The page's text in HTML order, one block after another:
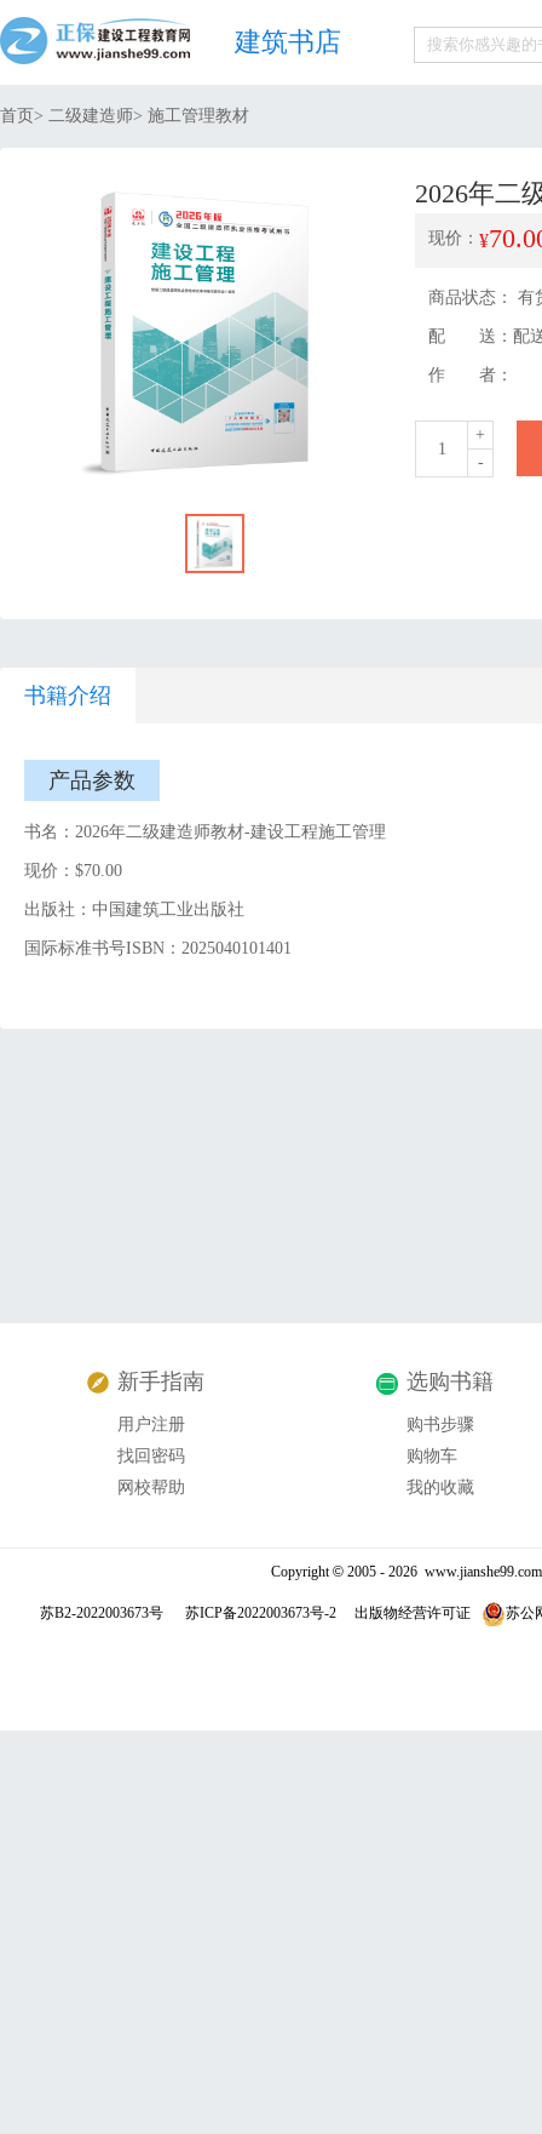
建筑书店
首页 > 二级建造师> 施工管理教材
2026年二
现价： ¥
商品状态： 有
配 送： 配
作 者：
1
+
-
书籍介绍
产品参数
书名：2026年二级建造师教材-建设工程施工管理
现价：$70.00
出版社：中国建筑工业出版社
国际标准书号ISBN：2025040101401
新手指南
用户注册
找回密码
网校帮助
选购书籍
购书步骤
购物车
我的收藏